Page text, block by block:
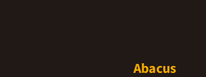
Abacus